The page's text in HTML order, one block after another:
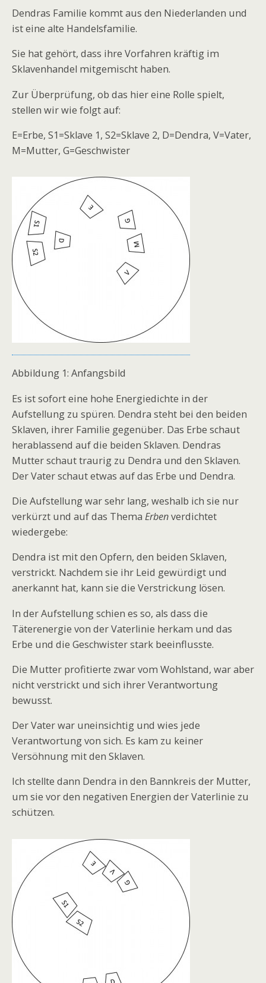
Dendras Familie kommt aus den Niederlanden und
ist eine alte Handelsfamilie.
Sie hat gehört, dass ihre Vorfahren kräftig im
Sklavenhandel mitgemischt haben.
Zur Überprüfung, ob das hier eine Rolle spielt,
stellen wir wie folgt auf:
E=Erbe, S1=Sklave 1, S2=Sklave 2, D=Dendra, V=Vater,
M=Mutter, G=Geschwister
Abbildung 1: Anfangsbild
Es ist sofort eine hohe Energiedichte in der
Aufstellung zu spüren. Dendra steht bei den beiden
Sklaven, ihrer Familie gegenüber. Das Erbe schaut
herablassend auf die beiden Sklaven. Dendras
Mutter schaut traurig zu Dendra und den Sklaven.
Der Vater schaut etwas auf das Erbe und Dendra.
Die Aufstellung war sehr lang, weshalb ich sie nur
verkürzt und auf das Thema Erbenverdichtet
wiedergebe:
Dendra ist mit den Opfern, den beiden Sklaven,
verstrickt. Nachdem sie ihr Leid gewürdigt und
anerkannt hat, kann sie die Verstrickung lösen.
In der Aufstellung schien es so, als dass die
Täterenergie von der Vaterlinie herkam und das
Erbe und die Geschwister stark beeinflusste.
Die Mutter profitierte zwar vom Wohlstand, war aber
nicht verstrickt und sich ihrer Verantwortung
bewusst.
Der Vater war uneinsichtig und wies jede
Verantwortung von sich. Es kam zu keiner
Versöhnung mit den Sklaven.
Ich stellte dann Dendra in den Bannkreis der Mutter,
um sie vor den negativen Energien der Vaterlinie zu
schützen.